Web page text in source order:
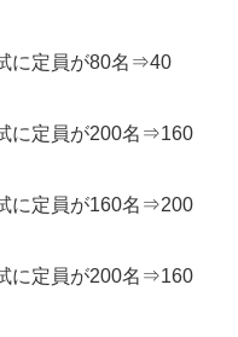
に定員が80名⇒40
に定員が200名⇒160
に定員が160名⇒200
に定員が200名⇒160